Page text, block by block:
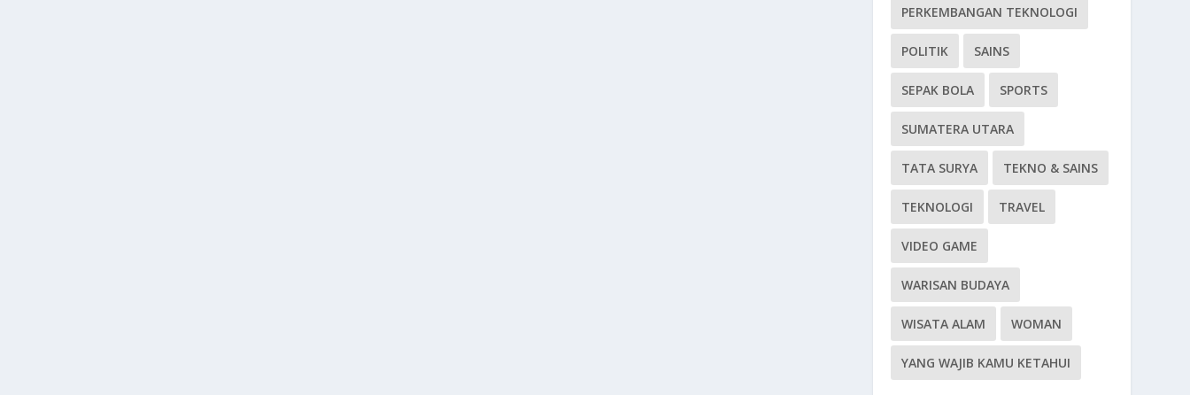
PERKEMBANGAN TEKNOLOGI
POLITIK SAINS
SEPAK BOLA SPORTS
SUMATERA UTARA
TATA SURYA TEKNO & SAINS
TEKNOLOGI TRAVEL
VIDEO GAME
WARISAN BUDAYA
WISATA ALAM WOMAN
YANG WAJIB KAMU KETAHUI